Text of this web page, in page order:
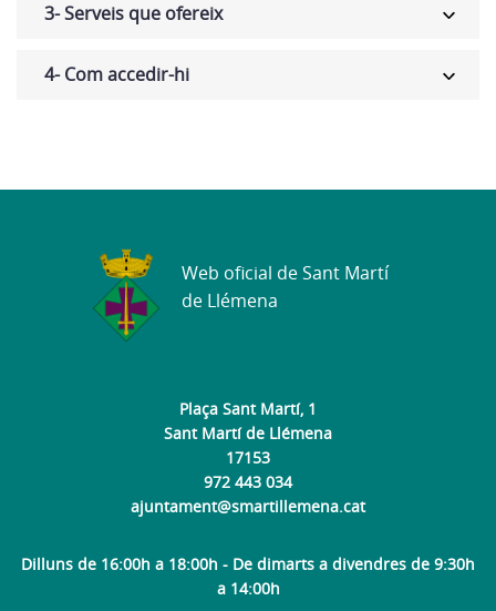
3- Serveis que ofereix
4- Com accedir-hi
Plaça Sant Martí, 1
Sant Martí de Llémena
17153
972 443 034
ajuntament@smartillemena.cat
Dilluns de 16:00h a 18:00h - De dimarts a divendres de 9:30h
a 14:00h
Web oficial de Sant Martí
de Llémena